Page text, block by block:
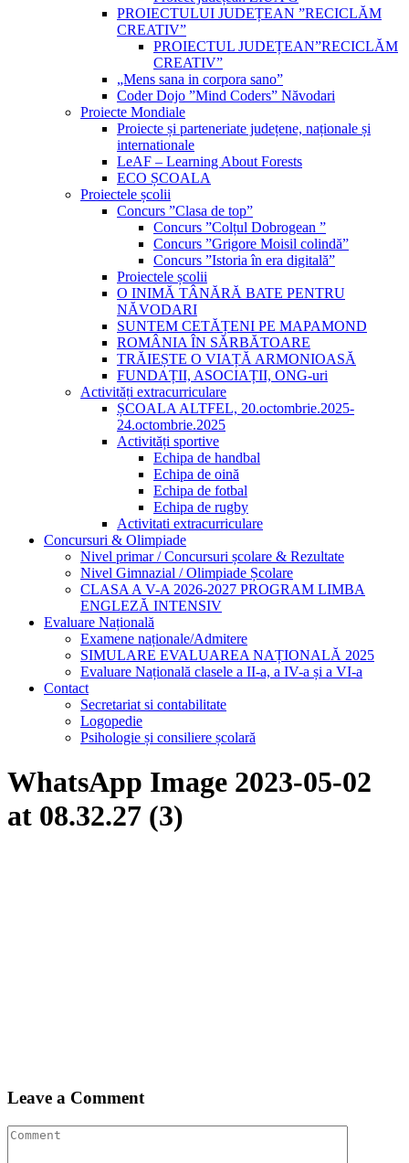
PROIECTULUI JUDEȚEAN ”RECICLĂM
CREATIV”
PROIECTUL JUDEȚEAN”RECICLĂM
CREATIV”
„Mens sana in corpora sano”
Coder Dojo ”Mind Coders” Năvodari
Proiecte Mondiale
Proiecte și parteneriate județene, naționale și
internationale
LeAF – Learning About Forests
ECO ȘCOALA
Proiectele școlii
Concurs ”Clasa de top”
Concurs ”Colțul Dobrogean ”
Concurs ”Grigore Moisil colindă”
Concurs ”Istoria în era digitală”
Proiectele școlii
O INIMĂ TÂNĂRĂ BATE PENTRU
NĂVODARI
SUNTEM CETĂȚENI PE MAPAMOND
ROMÂNIA ÎN SĂRBĂTOARE
TRĂIEȘTE O VIAȚĂ ARMONIOASĂ
FUNDAȚII, ASOCIAȚII, ONG-uri
Activități extracurriculare
ȘCOALA ALTFEL, 20.octombrie.2025-
24.octombrie.2025
Activități sportive
Echipa de handbal
Echipa de oină
Echipa de fotbal
Echipa de rugby
Activitati extracurriculare
Concursuri & Olimpiade
Nivel primar / Concursuri școlare & Rezultate
Nivel Gimnazial / Olimpiade Școlare
CLASA A V-A 2026-2027 PROGRAM LIMBA
ENGLEZĂ INTENSIV
Evaluare Națională
Examene naționale/Admitere
SIMULARE EVALUAREA NAȚIONALĂ 2025
Evaluare Națională clasele a II-a, a IV-a și a VI-a
Contact
Secretariat si contabilitate
Logopedie
Psihologie și consiliere școlară
WhatsApp Image 2023-05-02
at 08.32.27 (3)
Leave a Comment